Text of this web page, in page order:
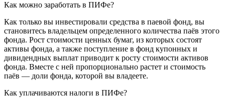
Как можно заработать в ПИФе?
Как только вы инвестировали средства в паевой фонд, вы
становитесь владельцем определенного количества паёв этого
фонда. Рост стоимости ценных бумаг, из которых состоят
активы фонда, а также поступление в фонд купонных и
дивидендных выплат приводит к росту стоимости активов
фонда. Вместе с ней пропорционально растет и стоимость
паёв — доли фонда, которой вы владеете.
Как уплачиваются налоги в ПИФе?